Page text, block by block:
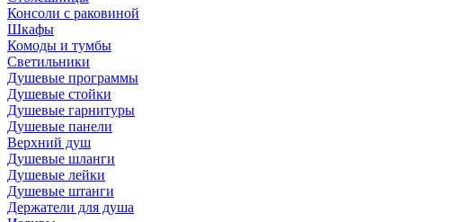
Консоли с раковиной
Шкафы
Комоды и тумбы
Светильники
Душевые программы
Душевые стойки
Душевые гарнитуры
Душевые панели
Верхний душ
Душевые шланги
Душевые лейки
Душевые штанги
Держатели для душа